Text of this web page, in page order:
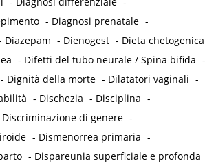
- Diagnosi prenatale -
Diazepam - Dienogest - Dieta chetogenica
- Difetti del tubo neurale / Spina bifida -
- Dignità della morte - Dilatatori vaginali -
- Dischezia - Disciplina -
Discriminazione di genere -
- Dismenorrea primaria -
- Dispareunia superficiale e profonda